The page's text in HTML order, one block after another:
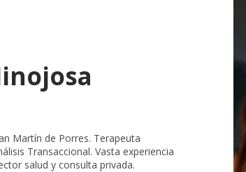
Martín de Porres. Terapeuta
Transaccional. Vasta experiencia
salud y consulta privada.